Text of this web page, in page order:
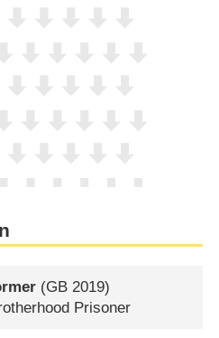
(GB 2019)
Prisoner